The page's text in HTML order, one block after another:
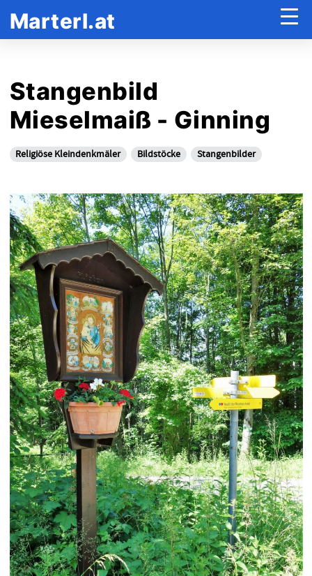
Marterl.at
Stangenbild
Mieselmaiß - Ginning
Religiöse Kleindenkmäler Bildstöcke Stangenbilder